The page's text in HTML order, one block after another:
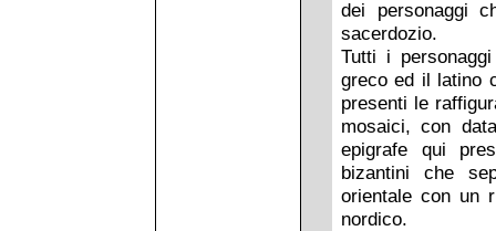
dei personaggi
sacerdozio.
Tutti i
greco ed il latino
presenti le
mosaici, con
epigrafe qui
bizantini che
orientale con un
nordico.